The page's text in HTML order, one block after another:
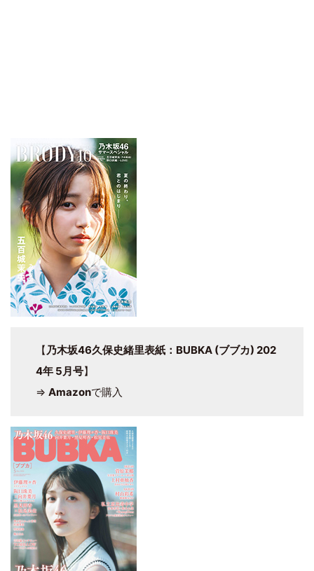
【乃木坂46久保史緒里表紙：BUBKA (ブブカ) 202
4年 5月号】
⇒ Amazonで購入